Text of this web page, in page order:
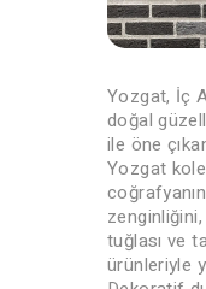
Yozgat, İç
doğal
ile öne
Yozgat
tuğlası ve
ürünleriyle